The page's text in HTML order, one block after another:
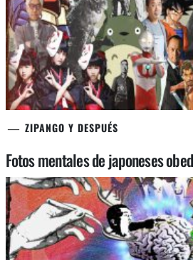
ZIPANGO Y DESPUÉS
Fotos mentales de japoneses